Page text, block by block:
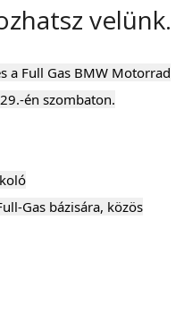
velünk.
a Full Gas BMW Motorrad
én szombaton.
Gas bázisára, közös